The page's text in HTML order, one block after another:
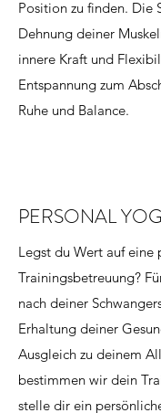
Position zu finden. Die
Dehnung deiner
innere Kraft und
Entspannung zum
Ruhe und Balance.
PERSONAL
Legst du Wert auf eine
Trainingsbetreuung?
nach deiner
Erhaltung deiner
Ausgleich zu deinem
bestimmen wir dein
stelle dir ein